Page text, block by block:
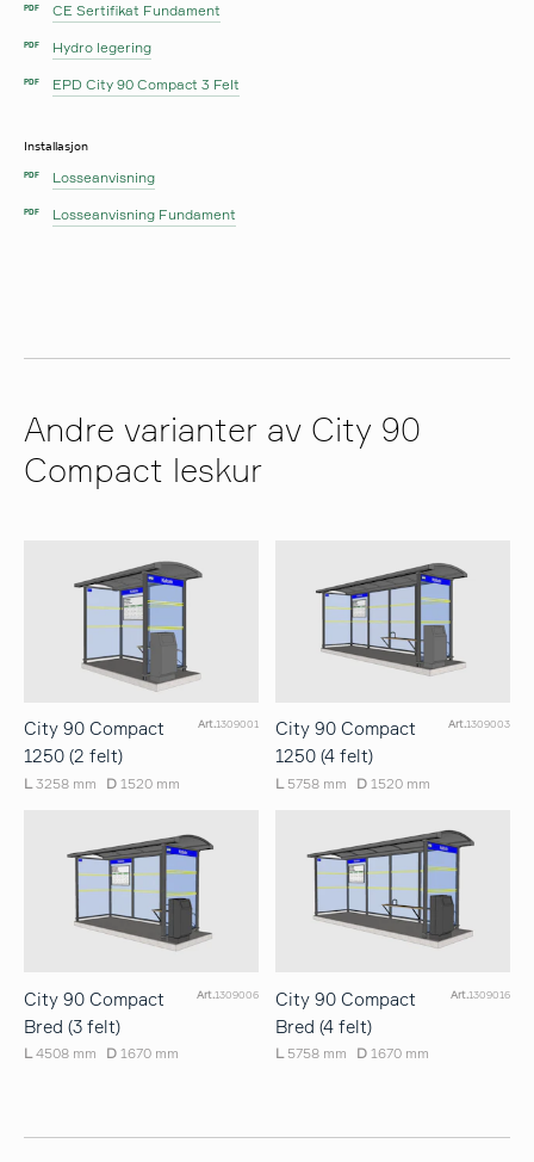
PDF CE Sertifikat Fundament
PDF Hydro legering
PDF EPD City 90 Compact 3 Felt
Installasjon
PDF Losseanvisning
PDF Losseanvisning Fundament
Andre varianter av City 90
Compact leskur
City 90 Compact
1250 (2 felt)
Art.1309001
L 3258 mm D 1520 mm
City 90 Compact
1250 (4 felt)
Art.1309003
L 5758 mm D 1520 mm
City 90 Compact
Bred (3 felt)
Art.1309006
L 4508 mm D 1670 mm
City 90 Compact
Bred (4 felt)
Art.1309016
L 5758 mm D 1670 mm